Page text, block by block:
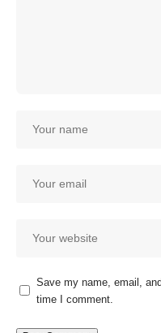
Save my name, email,
time I comment.